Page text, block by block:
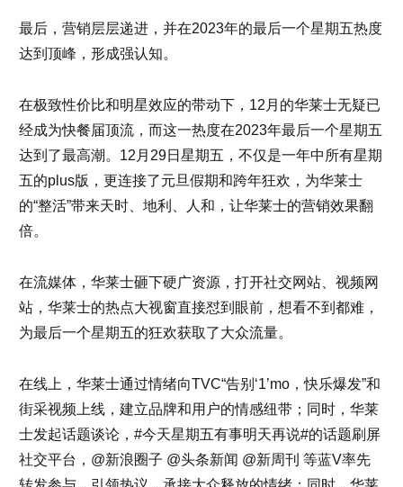
最后，营销层层递进，并在2023年的最后一个星期五热度
达到顶峰，形成强认知。
在极致性价比和明星效应的带动下，12月的华莱士无疑已
经成为快餐届顶流，而这一热度在2023年最后一个星期五
达到了最高潮。12月29日星期五，不仅是一年中所有星期
五的plus版，更连接了元旦假期和跨年狂欢，为华莱士
的“整活”带来天时、地利、人和，让华莱士的营销效果翻
倍。
在流媒体，华莱士砸下硬广资源，打开社交网站、视频网
站，华莱士的热点大视窗直接怼到眼前，想看不到都难，
为最后一个星期五的狂欢获取了大众流量。
在线上，华莱士通过情绪向TVC“告别‘1’mo，快乐爆发”和
街采视频上线，建立品牌和用户的情感纽带；同时，华莱
士发起话题谈论，#今天星期五有事明天再说#的话题刷屏
社交平台，@新浪圈子 @头条新闻 @新周刊 等蓝V率先